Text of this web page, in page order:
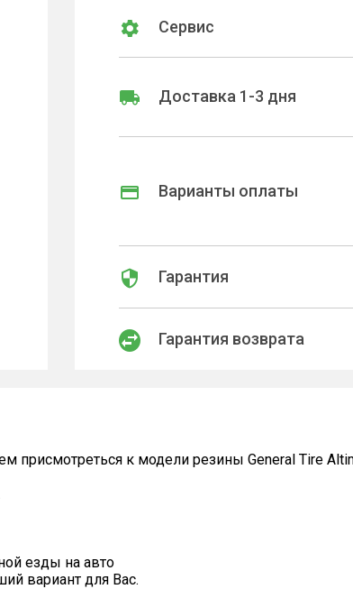
Сервис
Доставка 1-3 дня
Варианты оплаты
Гарантия
Гарантия возврата
присмотреться к модели резины General Tire
езды на авто
вариант для Вас.